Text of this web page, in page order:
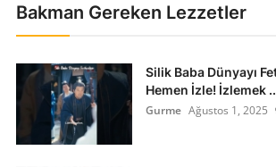
Bakman Gereken Lezzetler
Silik Baba Dünyayı
Hemen İzle! İzlemek
Gurme Ağustos 1, 2025